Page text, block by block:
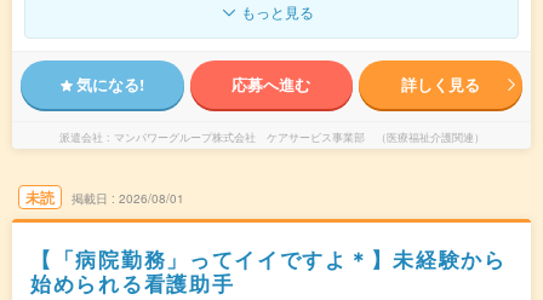
もっと見る
気になる! 応募へ進む 詳しく見る
派遣会社 マンパワーグループ株式会社 ケアサービス事業部 （医療福祉介護関連）
未読 掲載日 2026/08/01
【「病院勤務」ってイイですよ＊】未経験から
始められる看護助手